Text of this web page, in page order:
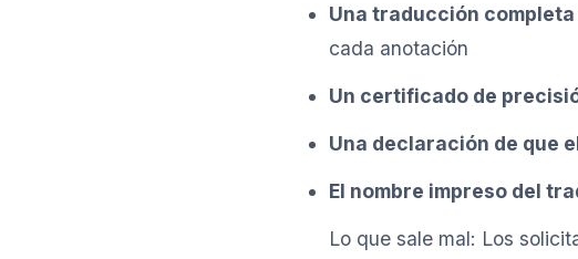
Una traducción
cada anotación
Un certificado de
Una declaración de que
El nombre impreso del
Lo que sale mal: Los